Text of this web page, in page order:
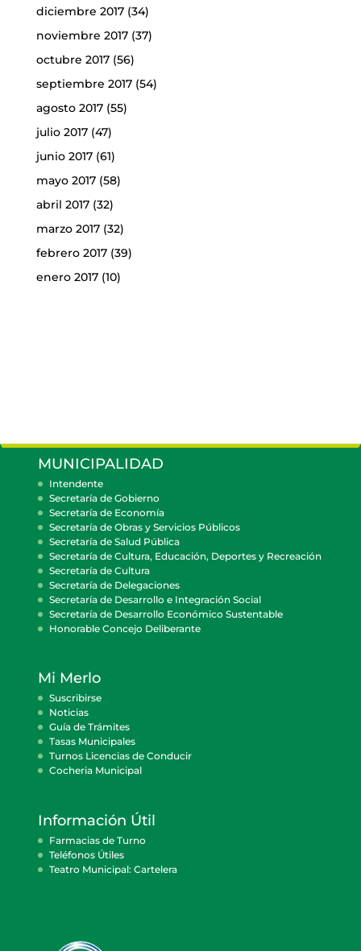
diciembre 2017(34)
noviembre 2017(37)
octubre 2017(56)
septiembre 2017(54)
agosto 2017(55)
julio 2017(47)
junio 2017(61)
mayo 2017(58)
abril 2017(32)
marzo 2017(32)
febrero 2017(39)
enero 2017(10)
MUNICIPALIDAD
Intendente
Secretaría de Gobierno
Secretaría de Economía
Secretaría de Obras y Servicios Públicos
Secretaría de Salud Pública
Secretaría de Cultura, Educación, Deportes y Recreación
Secretaría de Cultura
Secretaría de Delegaciones
Secretaría de Desarrollo e Integración Social
Secretaría de Desarrollo Económico Sustentable
Honorable Concejo Deliberante
Mi Merlo
Suscribirse
Noticias
Guía de Trámites
Tasas Municipales
Turnos Licencias de Conducir
Cocheria Municipal
Información Útil
Farmacias de Turno
Teléfonos Útiles
Teatro Municipal: Cartelera